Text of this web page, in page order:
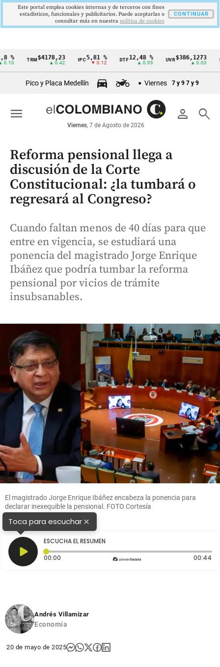
Cintillo
económicos
Colombia
TRM $4178,23
▲ 0.42
IPC 5,81 %
▼ 0.12
DTF 12,48 %
▲ 0.05
UVR $386,1273
▲ 0.03
Pico y Placa Medellín Viernes 7 y 9 7 y 9
person search
Viernes, 7 de Agosto de 2026
menu
Reforma pensional llega a
discusión de la Corte
Constitucional: ¿la tumbará o
regresará al Congreso?
Cuando faltan menos de 40 días para que
entre en vigencia, se estudiará una
ponencia del magistrado Jorge Enrique
Ibáñez que podría tumbar la reforma
pensional por vicios de trámite
insubsanables.
El magistrado Jorge Enrique Ibáñez encabeza la ponencia para
declarar inexequible la pensional. FOTO Cortesía
Toca para escuchar×
ESCUCHA EL RESUMEN
00:00 Tiempo transcurrido: 0 segundos 00:44
Andrés Villamizar
Economía
20 de mayo de 2025
Este portal emplea cookies internas y de terceros con fines
estadísticos, funcionales y publicitarios. Puede aceptarlas o
consultar más en nuestra politica de cookies
CONTINUAR